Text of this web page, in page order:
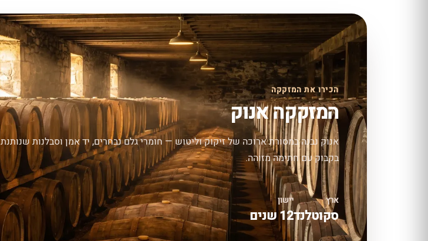
הכירו את המזקקה
המזקקה אנוק
אנוק נבנה במסורת ארוכה של זיקוק וליטוש — חומרי גלם נבחרים, יד אמן וסבלנות שנותנת
בקבוק עם חתימה מזוהה.
ארץ
סקוטלנד
יישון
12 שנים